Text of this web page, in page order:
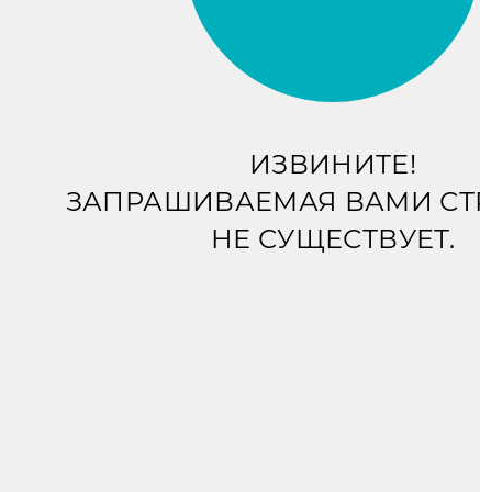
ИЗВИНИТЕ!
ЗАПРАШИВАЕМАЯ ВАМИ
НЕ СУЩЕСТВУЕТ.